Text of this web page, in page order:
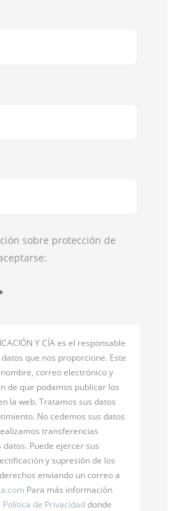
sobre protección de
Y CÍA es el responsable
que nos proporcione. Este
correo electrónico y
de que podamos publicar los
la web. Tratamos sus datos
No cedemos sus datos
transferencias
Puede ejercer sus
y supresión de los
enviando un correo a
Para más información
Política de Privacidaddonde